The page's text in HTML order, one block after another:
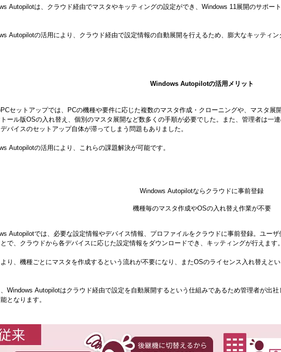
Autopilotは、クラウド経由でマスタやキッティングの設定ができ、Windows 11展開のサポー
Autopilotの活用により、クラウド経由で設定情報の自動展開を行えるため、膨大なキッティン
Windows Autopilotの活用メリット
セットアップでは、PCの機種や要件に応じた複数のマスタ作成・クローニングや、マスタ展
トール版OSの入れ替え、個別のマスタ展開など数多くの手順が必要でした。また、管理者は一
バイスのセットアップ自体が滞ってしまう問題もありました。
Autopilotの活用により、これらの課題解決が可能です。
Windows Autopilotならクラウドに事前登録
機種毎のマスタ作成やOSの入れ替え作業が不要
Autopilotでは、必要な設定情報やデバイス情報、プロファイルをクラウドに事前登録。ユー
で、クラウドから各デバイスに応じた設定情報をダウンロードでき、キッティングが行えます。
り、機種ごとにマスタを作成するという流れが不要になり、またOSのライセンス入れ替えと
Windows Autopilotはクラウド経由で設定を自動展開するという仕組みであるため管理者が出
となります。